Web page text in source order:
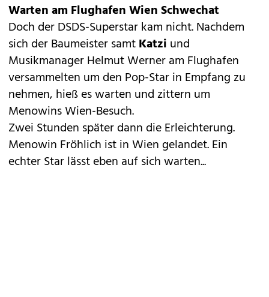
Warten am Flughafen Wien Schwechat
Doch der DSDS-Superstar kam nicht. Nachdem
sich der Baumeister samtKatzi und
Musikmanager Helmut Werner am Flughafen
versammelten um den Pop-Star in Empfang zu
nehmen, hieß es warten und zittern um
Menowins Wien-Besuch.
Zwei Stunden später dann die Erleichterung.
Menowin Fröhlich ist in Wien gelandet. Ein
echter Star lässt eben auf sich warten...